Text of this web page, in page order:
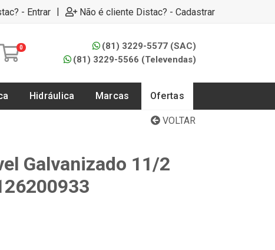
- Entrar | Não é cliente Distac? - Cadastrar
0
(81) 3229-5577 (SAC)
(81) 3229-5566 (Televendas)
Hidráulica Marcas Ofertas
VOLTAR
Galvanizado 11/2